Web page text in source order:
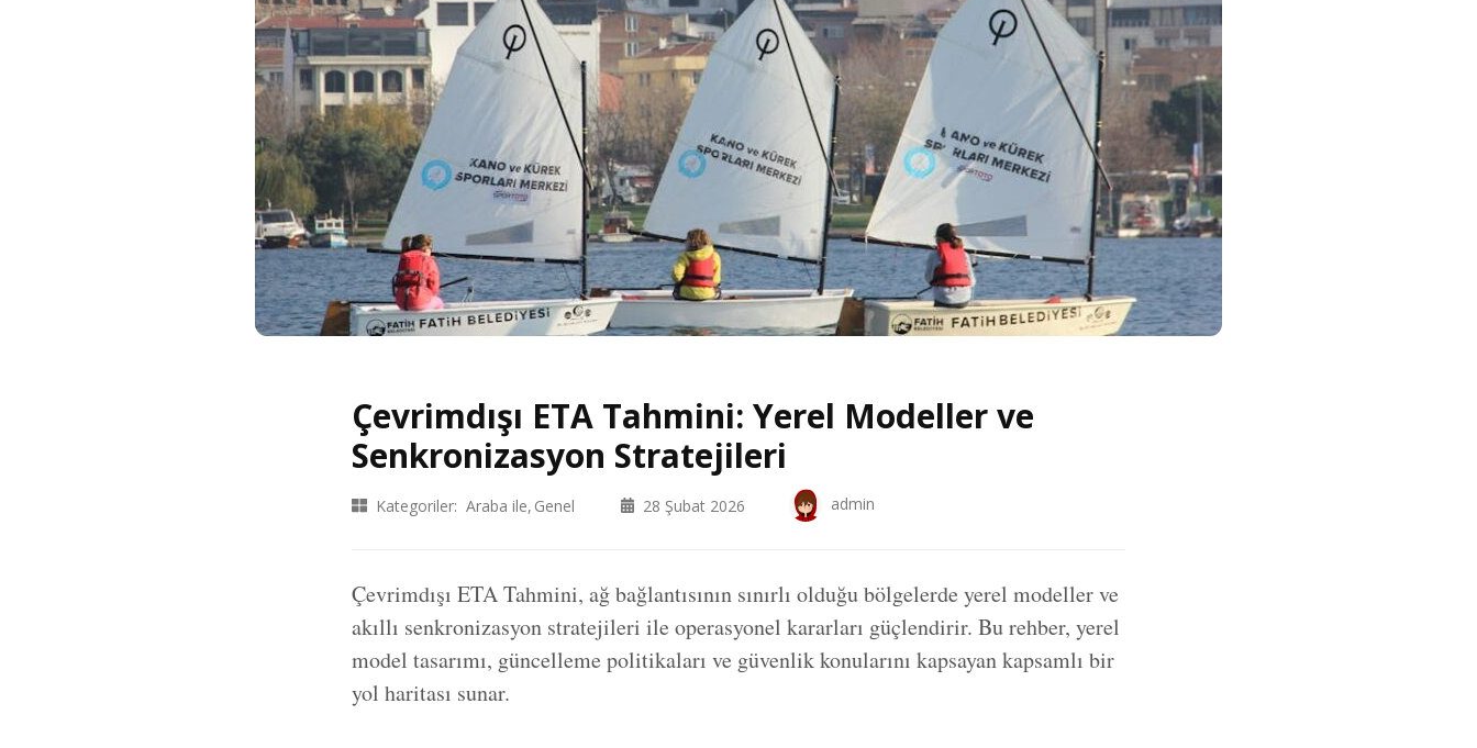
Çevrimdışı ETA Tahmini: Yerel Modeller ve
Senkronizasyon Stratejileri
Kategoriler: Araba ile Genel 28 Şubat 2026 admin
Çevrimdışı ETA Tahmini, ağ bağlantısının sınırlı olduğu bölgelerde yerel modeller ve
akıllı senkronizasyon stratejileri ile operasyonel kararları güçlendirir. Bu rehber, yerel
model tasarımı, güncelleme politikaları ve güvenlik konularını kapsayan kapsamlı bir
yol haritası sunar.